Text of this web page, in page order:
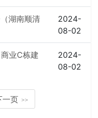
湖南顺清
2024-
08-02
业C栋建
2024-
08-02
一页 >>